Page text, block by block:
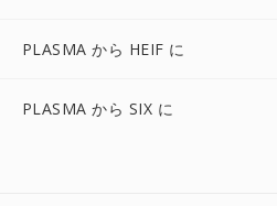
PLASMA から HEIF に
PLASMA から SIX に